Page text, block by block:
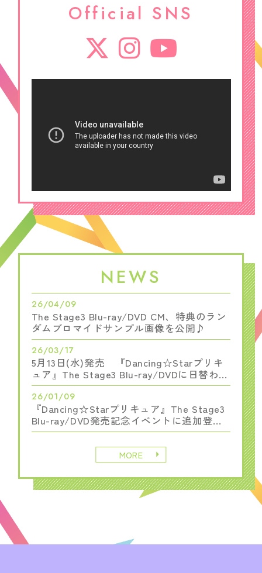
Official SNS
NEWS
26/04/09
The Stage3 Blu-ray/DVD CM、特典のラン
ダムブロマイドサンプル画像を公開♪
26/03/17
5月13日(水)発売 『Dancing☆Starプリキ
ュア』The Stage3 Blu-ray/DVDに日替わり
映像の収録が決定！
26/01/09
『Dancing☆Starプリキュア』The Stage3
Blu-ray/DVD発売記念イベントに追加登壇
者が決定！
MORE